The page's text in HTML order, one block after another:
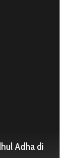
Adha di